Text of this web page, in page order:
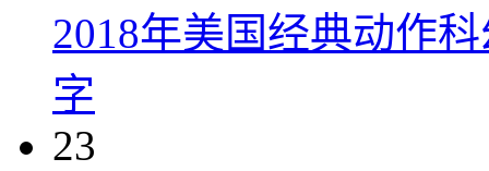
2018年美国经典动作
字
23